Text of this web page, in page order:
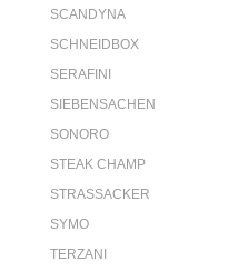
SCANDYNA
SCHNEIDBOX
SERAFINI
SIEBENSACHEN
SONORO
STEAK CHAMP
STRASSACKER
SYMO
TERZANI